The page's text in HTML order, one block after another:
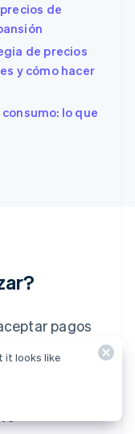
de
de precios
y cómo hacer
lo que
pagos
lo prefieres,
nosotros
it looks like